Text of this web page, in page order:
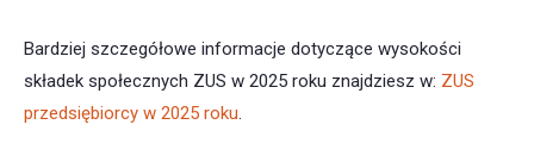
Bardziej szczegółowe informacje dotyczące wysokości
składek społecznych ZUS w 2025 roku znajdziesz w: ZUS
przedsiębiorcy w 2025 roku.